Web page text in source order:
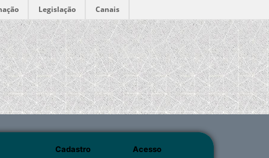
Legislação Canais
Cadastro Acesso